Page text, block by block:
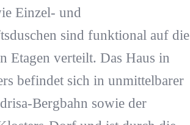
Einzel- und
sind funktional auf die
Etagen verteilt. Das Haus in
befindet sich in unmittelbarer
Bergbahn sowie der